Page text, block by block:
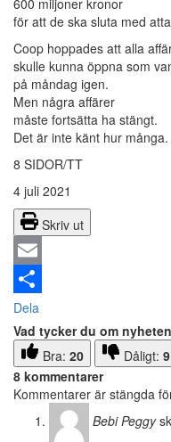
600 miljoner kronor
för att de ska sluta med
Coop hoppades att alla
skulle kunna öppna som
på måndag igen.
Men några affärer
måste fortsätta ha stängt.
Det är inte känt hur många.
8 SIDOR/TT
4 juli 2021
Skriv ut
Email
Dela
Vad tycker du om
Bra: 20 Dåligt: 9
8 kommentarer
Kommentarer är stängda
Bebi Peggy